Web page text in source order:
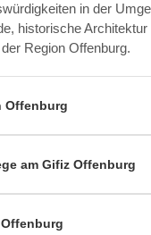
in der
historische
Region Offenburg.
Offenburg
am Gifiz Offenburg